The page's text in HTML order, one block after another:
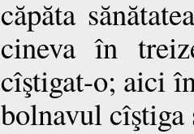
căpăta
cineva în
cîştigat-o; aici
bolnavul cîştiga